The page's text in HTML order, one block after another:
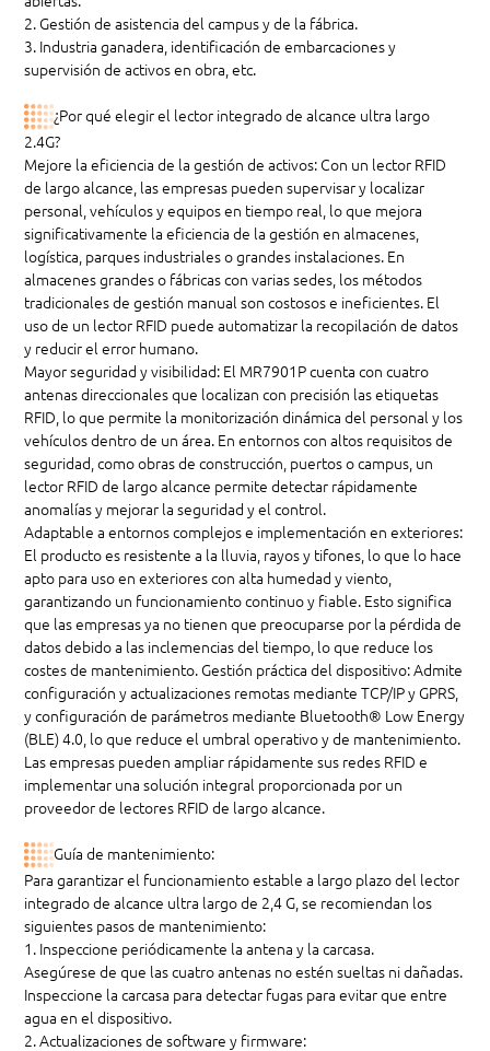
2. Gestión de asistencia del campus y de la fábrica.
3. Industria ganadera, identificación de embarcaciones y
supervisión de activos en obra, etc.
¿Por qué elegir el lector integrado de alcance ultra largo
2.4G?
Mejore la eficiencia de la gestión de activos: Con un lector RFID
de largo alcance, las empresas pueden supervisar y localizar
personal, vehículos y equipos en tiempo real, lo que mejora
significativamente la eficiencia de la gestión en almacenes,
logística, parques industriales o grandes instalaciones. En
almacenes grandes o fábricas con varias sedes, los métodos
tradicionales de gestión manual son costosos e ineficientes. El
uso de un lector RFID puede automatizar la recopilación de datos
y reducir el error humano.
Mayor seguridad y visibilidad: El MR7901P cuenta con cuatro
antenas direccionales que localizan con precisión las etiquetas
RFID, lo que permite la monitorización dinámica del personal y los
vehículos dentro de un área. En entornos con altos requisitos de
seguridad, como obras de construcción, puertos o campus, un
lector RFID de largo alcance permite detectar rápidamente
anomalías y mejorar la seguridad y el control.
Adaptable a entornos complejos e implementación en exteriores:
El producto es resistente a la lluvia, rayos y tifones, lo que lo hace
apto para uso en exteriores con alta humedad y viento,
garantizando un funcionamiento continuo y fiable. Esto significa
que las empresas ya no tienen que preocuparse por la pérdida de
datos debido a las inclemencias del tiempo, lo que reduce los
costes de mantenimiento. Gestión práctica del dispositivo: Admite
configuración y actualizaciones remotas mediante TCP/IP y GPRS,
y configuración de parámetros mediante Bluetooth® Low Energy
(BLE) 4.0, lo que reduce el umbral operativo y de mantenimiento.
Las empresas pueden ampliar rápidamente sus redes RFID e
implementar una solución integral proporcionada por un
proveedor de lectores RFID de largo alcance.
Guía de mantenimiento:
Para garantizar el funcionamiento estable a largo plazo del lector
integrado de alcance ultra largo de 2,4 G, se recomiendan los
siguientes pasos de mantenimiento:
1. Inspeccione periódicamente la antena y la carcasa.
Asegúrese de que las cuatro antenas no estén sueltas ni dañadas.
Inspeccione la carcasa para detectar fugas para evitar que entre
agua en el dispositivo.
2. Actualizaciones de software y firmware: